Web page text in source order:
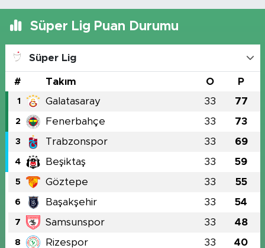
Süper Lig Puan Durumu
Süper Lig
# Takım O P
1 Galatasaray 33 77
2 Fenerbahçe 33 73
3 Trabzonspor 33 69
4 Beşiktaş 33 59
5 Göztepe 33 55
6 Başakşehir 33 54
7 Samsunspor 33 48
8 Rizespor 33 40